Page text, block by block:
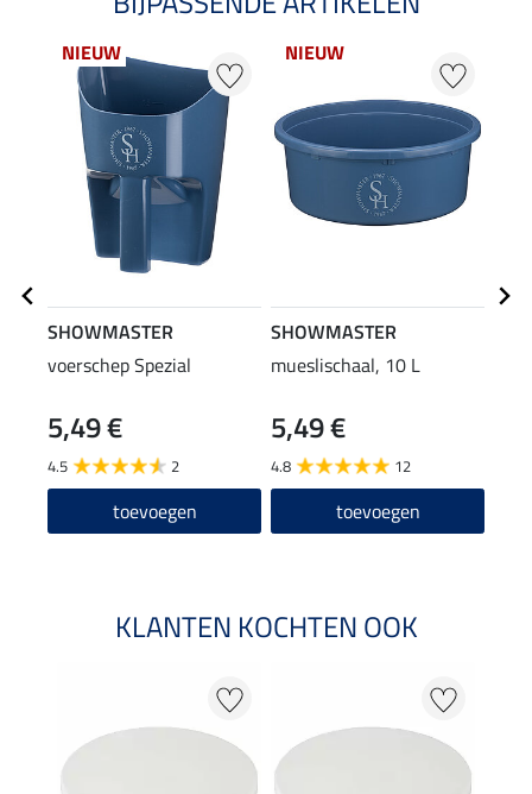
NIEUW
SHOWMASTER
voerschep Spezial
5,49 €
4.5 2
toevoegen
NIEUW
SHOWMASTER
mueslischaal, 10 L
5,49 €
4.8 12
toevoegen
KLANTEN KOCHTEN OOK